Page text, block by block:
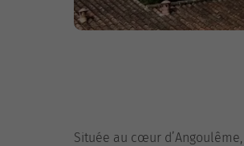
Située au cœur